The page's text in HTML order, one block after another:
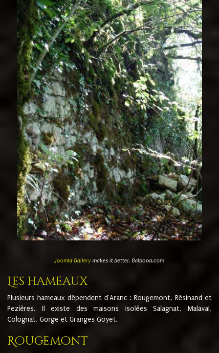
Joomla Gallerymakes it better. Balbooa.com
Les hameaux
Plusieurs hameaux dépendent d'Aranc : Rougemont, Résinand et
Pezières. Il existe des maisons isolées Salagnat, Malaval,
Colognat, Gorge et Granges Goyet.
Rougemont